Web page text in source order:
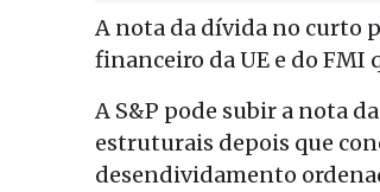
A nota da dívida no curto
financeiro da UE e do FMI
A S&P pode subir a nota
estruturais depois que
desendividamento